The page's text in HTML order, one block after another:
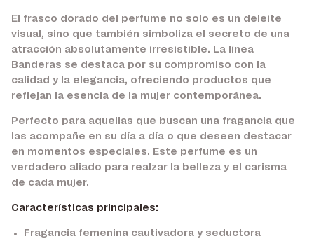
El frasco dorado del perfume no solo es un deleite
visual, sino que también simboliza el secreto de una
atracción absolutamente irresistible. La línea
Banderas se destaca por su compromiso con la
calidad y la elegancia, ofreciendo productos que
reflejan la esencia de la mujer contemporánea.
Perfecto para aquellas que buscan una fragancia que
las acompañe en su día a día o que deseen destacar
en momentos especiales. Este perfume es un
verdadero aliado para realzar la belleza y el carisma
de cada mujer.
Características principales:
Fragancia femenina cautivadora y seductora